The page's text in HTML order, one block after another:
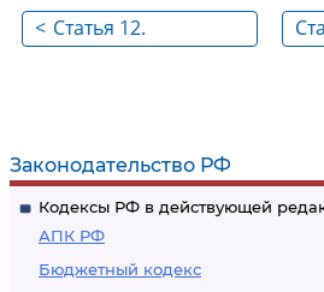
Законодательство РФ
Кодексы РФ в действующей
АПК РФ
Бюджетный кодекс
< Статья 12.